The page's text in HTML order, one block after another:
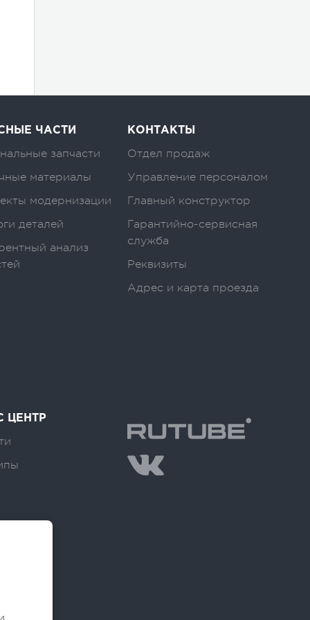
ЧАСТИ
запчасти
материалы
модернизации
деталей
анализ
КОНТАКТЫ
Отдел продаж
Управление персоналом
Главный конструктор
Гарантийно-сервисная
служба
Реквизиты
Адрес и карта проезда
ЦЕНТР